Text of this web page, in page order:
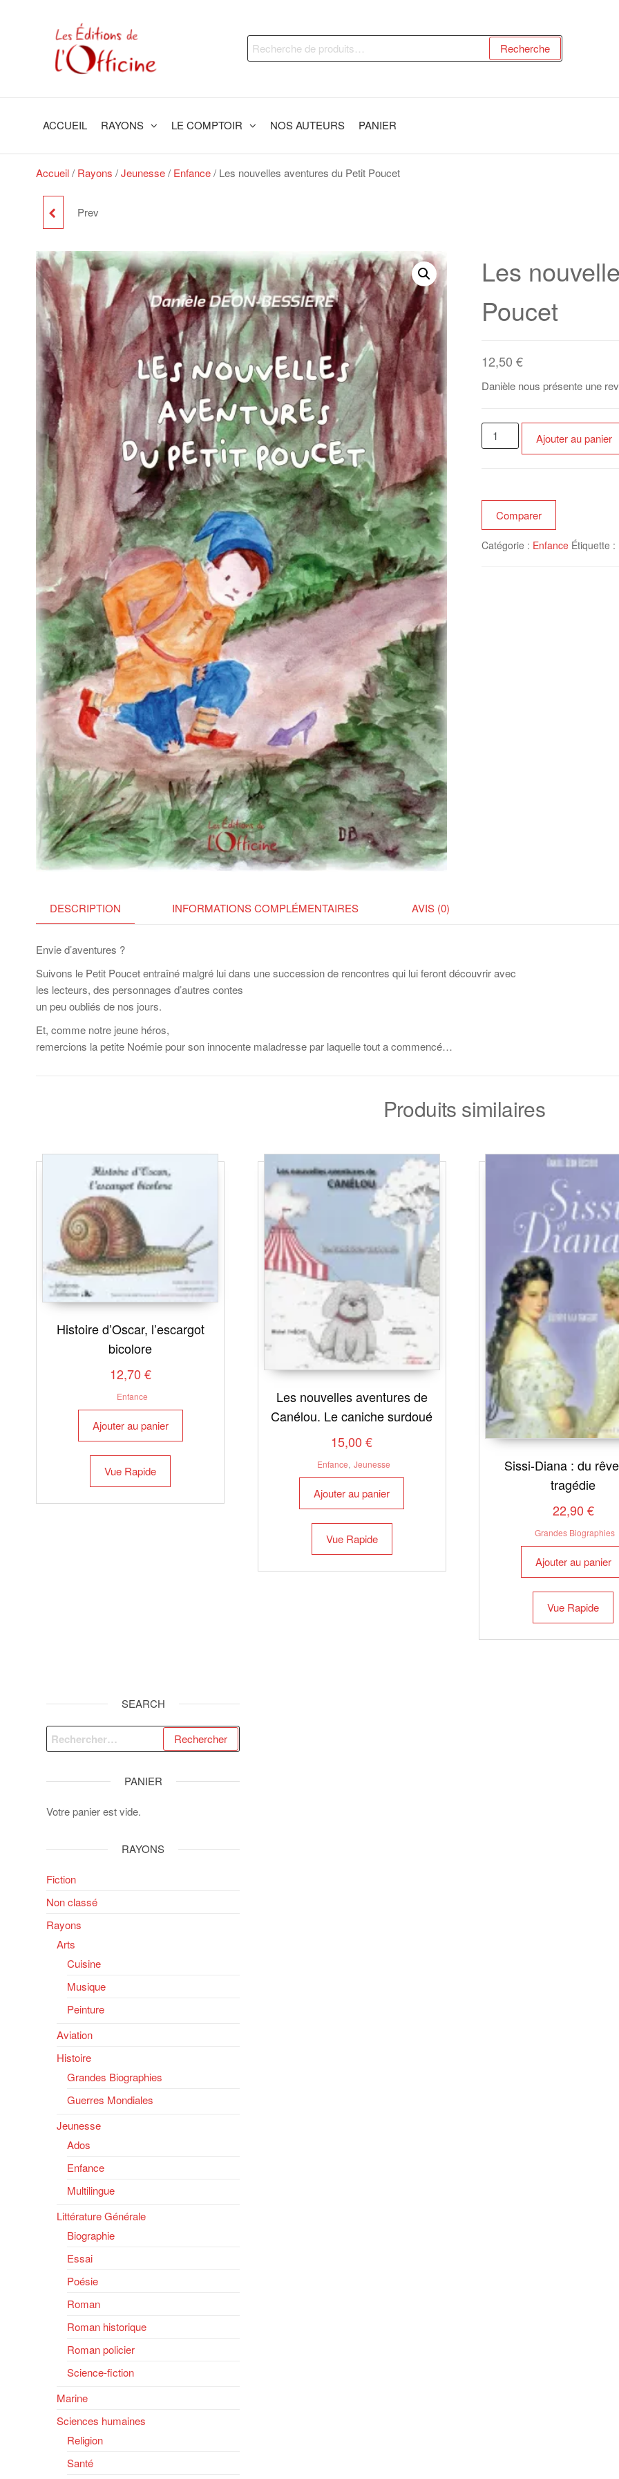
Editions
l'Officine
Recherche
pour :
Recherche
ACCUEIL RAYONS LE COMPTOIR NOS AUTEURS PANIER
Accueil/ Rayons /Jeunesse/ Enfance/ Les nouvelles aventures du Petit Poucet
LES YEUX DE LOLA
Prev
Les
Poucet
12,50 €
Danièle nous présente une
quantité
de
aventures
Petit
Poucet
Ajouter au panier
Comparer
Catégorie : Enfance Étiquette :
DESCRIPTION INFORMATIONS COMPLÉMENTAIRES AVIS (0)
Envie d’aventures ?
Suivons le Petit Poucet entraîné malgré lui dans une succession de rencontres qui lui feront découvrir avec
les lecteurs, des personnages d’autres contes
un peu oubliés de nos jours.
Et, comme notre jeune héros,
remercions la petite Noémie pour son innocente maladresse par laquelle tout a commencé…
Produits similaires
Histoire d’Oscar, l’escargot
bicolore
12,70 €
Enfance
Ajouter au panier
Vue Rapide
Les nouvelles aventures de
Canélou. Le caniche surdoué
15,00€
Enfance, Jeunesse
Ajouter au panier
Vue Rapide
Sissi-Diana : du
tragédie
22,90 €
Grandes Biographies
Ajouter au panier
Vue Rapide
SEARCH
Rechercher :
PANIER
Votre panier est vide.
RAYONS
Fiction
Non classé
Rayons
Arts
Cuisine
Musique
Peinture
Aviation
Histoire
Grandes Biographies
Guerres Mondiales
Jeunesse
Ados
Enfance
Multilingue
Littérature Générale
Biographie
Essai
Poésie
Roman
Roman historique
Roman policier
Science-fiction
Marine
Sciences humaines
Religion
Santé